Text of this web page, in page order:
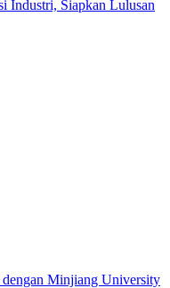
Industri, Siapkan Lulusan
Minjiang University